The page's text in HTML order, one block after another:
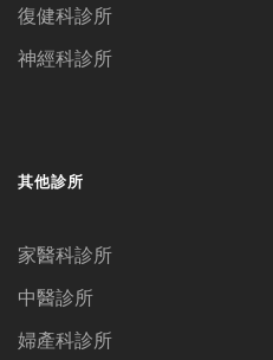
復健科診所
神經科診所
其他診所
家醫科診所
中醫診所
婦產科診所